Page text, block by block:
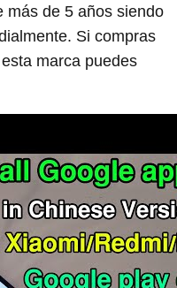
más de 5 años siendo
Si compras
marca puedes